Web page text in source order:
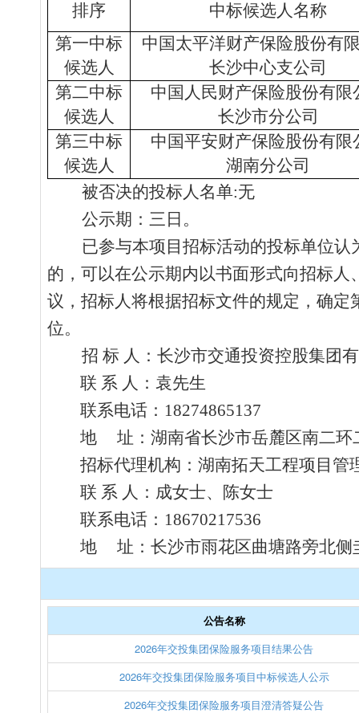
排序
中标候选人名称
第一中标
候选人
中国太平洋财产保险股份有
长沙中心支公司
第二中标
候选人
中国人民财产保险股份有限
长沙市分公司
第三中标
候选人
中国平安财产保险股份有限
湖南分公司
被否决的投标人名单:无
公示期：三日。
已参与本项目招标活动的投标单位
的，可以在公示期内以书面形式向招标人
议，招标人将根据招标文件的规定，确定
位。
招 标 人： 长沙市交通投资控股集团
联 系 人 ： 袁先生
联系电话： 18274865137
地
址： 湖南省长沙市岳麓区南二环
招标代理机构： 湖南拓天工程项目管
联 系 人： 成女士、陈女士
联系电话： 18670217536
地
址： 长沙市雨花区曲塘路旁北侧
公告名称
2026年交投集团保险服务项目结果公告
2026年交投集团保险服务项目中标候选人公示
2026年交投集团保险服务项目澄清答疑公告